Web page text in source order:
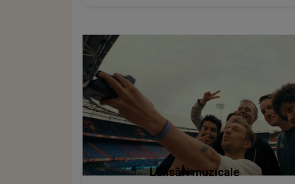
Lansări muzicale